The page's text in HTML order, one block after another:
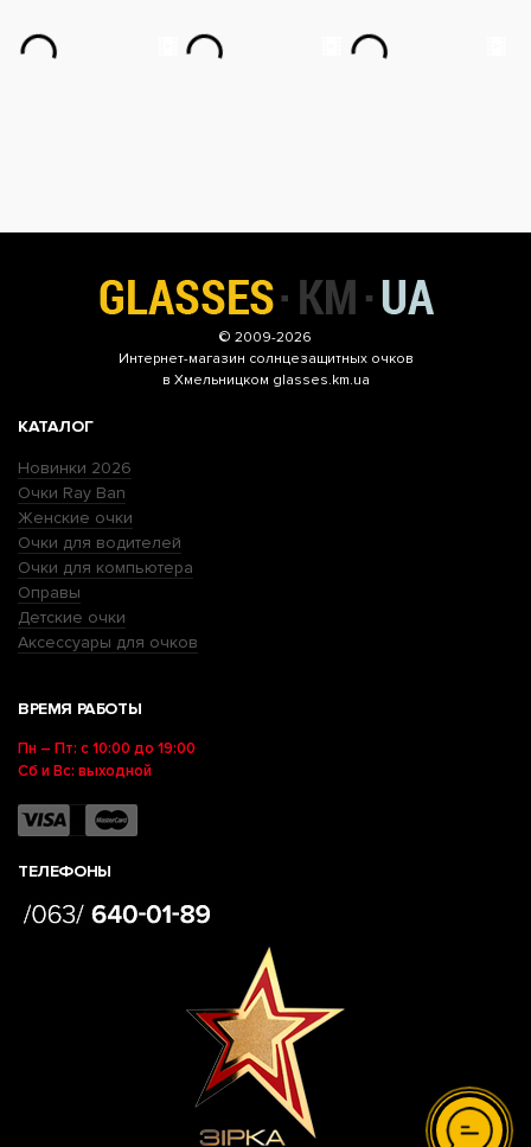
© 2009-2026
Интернет-магазин солнцезащитных очков
в Хмельницком glasses.km.ua
КАТАЛОГ
Новинки 2026
Очки Ray Ban
Женские очки
Очки для водителей
Очки для компьютера
Оправы
Детские очки
Аксессуары для очков
ВРЕМЯ РАБОТЫ
Пн – Пт: с 10:00 до 19:00
Сб и Вс: выходной
ТЕЛЕФОНЫ